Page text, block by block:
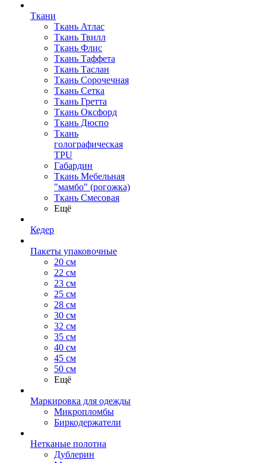
Ткани
Ткань Атлас
Ткань Твилл
Ткань Флис
Ткань Таффета
Ткань Таслан
Ткань Сорочечная
Ткань Сетка
Ткань Гретта
Ткань Оксфорд
Ткань Дюспо
Ткань
голографическая
TPU
Габардин
Ткань Мебельная
"мамбо" (рогожка)
Ткань Смесовая
Ещё
Кедер
Пакеты упаковочные
20 см
22 см
23 см
25 см
28 см
30 см
32 см
35 см
40 см
45 см
50 см
Ещё
Маркировка для одежды
Микропломбы
Биркодержатели
Нетканые полотна
Дублерин